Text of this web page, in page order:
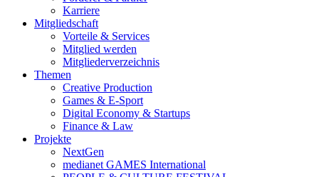
Karriere
Mitgliedschaft
Vorteile & Services
Mitglied werden
Mitgliederverzeichnis
Themen
Creative Production
Games & E-Sport
Digital Economy & Startups
Finance & Law
Projekte
NextGen
medianet GAMES International